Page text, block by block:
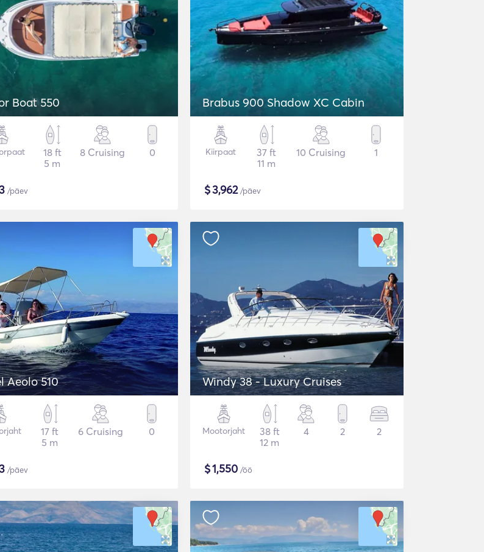
Boat 550
18 ft
5 m
8 Cruising 0
/päev
Brabus 900 Shadow XC Cabin
Kiirpaat
37 ft
11 m
10 Cruising 1
$3,962/päev
Aeolo 510
17 ft
5 m
6 Cruising 0
/päev
Windy 38 - Luxury Cruises
Mootorjaht
38 ft
12 m
4 2 2
$1,550 /öö